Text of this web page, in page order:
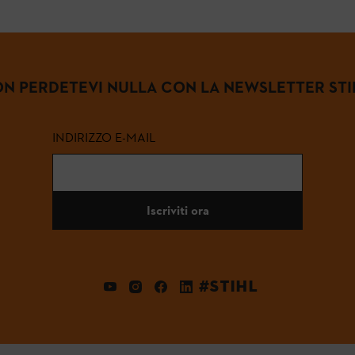
PERDETEVI NULLA CON LA NEWSLETTER
INDIRIZZO E-MAIL
Iscriviti ora
#STIHL